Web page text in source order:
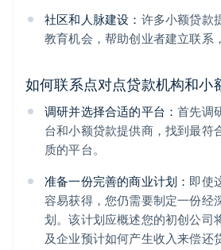
社区和人脉建设： 许多小额贷款
教育机会，帮助创业者建立联系
如何联系点对点贷款机构和小
调研并选择合适的平台：首先调
台和小额贷款提供商，找到最符
质的平台。
准备一份完善的商业计划： 即使
容易获得，您仍需要制定一份经
划。该计划应概述您的初创公司
及企业预计如何产生收入来偿还